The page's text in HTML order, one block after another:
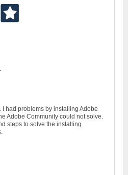
had problems by installing Adobe
Adobe Community could not solve.
steps to solve the installing